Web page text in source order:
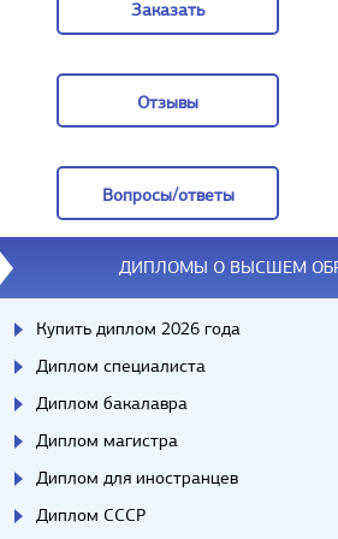
Заказать
Отзывы
Вопросы/ответы
Вопросы/ответы
ДИПЛОМЫ О ВЫСШЕМ
Купить диплом 2026 года
Диплом специалиста
Диплом бакалавра
Диплом магистра
Диплом для иностранцев
Диплом СССР